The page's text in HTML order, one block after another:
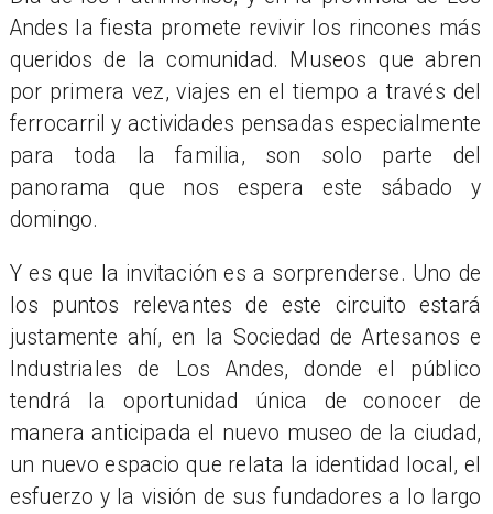
Andes la fiesta promete revivir los rincones más
queridos de la comunidad. Museos que abren
por primera vez, viajes en el tiempo a través del
ferrocarril y actividades pensadas especialmente
para toda la familia, son solo parte del
panorama que nos espera este sábado y
domingo.
Y es que la invitación es a sorprenderse. Uno de
los puntos relevantes de este circuito estará
justamente ahí, en la Sociedad de Artesanos e
Industriales de Los Andes, donde el público
tendrá la oportunidad única de conocer de
manera anticipada el nuevo museo de la ciudad,
un nuevo espacio que relata la identidad local, el
esfuerzo y la visión de sus fundadores a lo largo